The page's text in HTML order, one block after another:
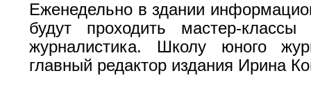
Еженедельно в здании
будут проходить мастер-
журналистика. Школу юного
главный редактор издания Ирина